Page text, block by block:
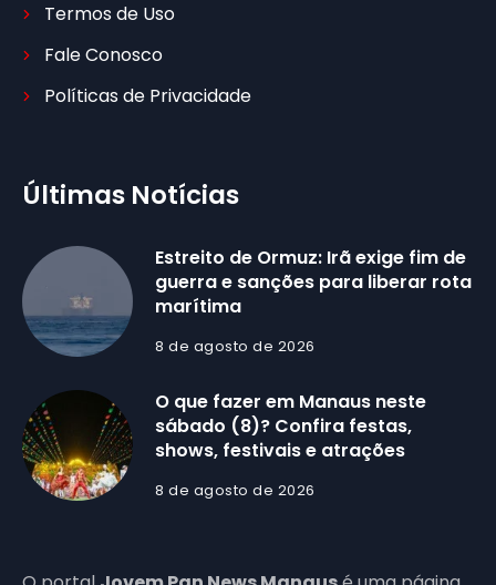
Termos de Uso
Fale Conosco
Políticas de Privacidade
Últimas Notícias
Estreito de Ormuz: Irã exige fim de
guerra e sanções para liberar rota
marítima
8 de agosto de 2026
O que fazer em Manaus neste
sábado (8)? Confira festas,
shows, festivais e atrações
8 de agosto de 2026